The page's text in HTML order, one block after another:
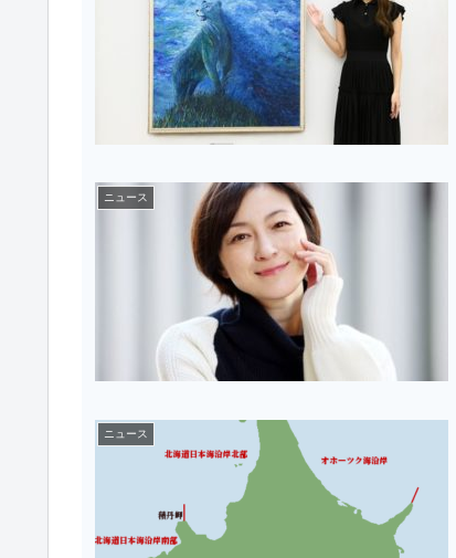
ニュース
ニュース